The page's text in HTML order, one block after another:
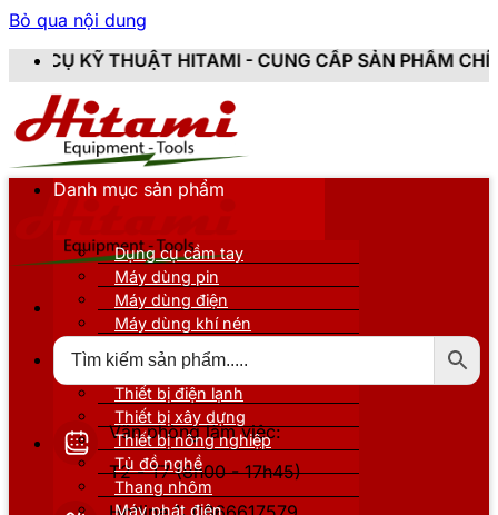
Bỏ qua nội dung
- CUNG CẤP SẢN PHẨM CHÍNH HÃNG, MỚI
Văn phòng làm việc:
T2 - T7 (8h00 - 17h45)
Danh mục sản phẩm
Dụng cụ cầm tay
Máy dùng pin
Máy dùng điện
Máy dùng khí nén
Thiết bị nâng đỡ
Thiết bị điện lạnh
Thiết bị xây dựng
Thiết bị nông nghiệp
Tủ đồ nghề
Thang nhôm
Máy phát điện